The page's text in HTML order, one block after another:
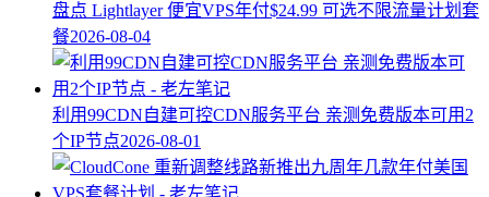
盘点 Lightlayer 便宜VPS年付$24.99 可选不限流量计划套
餐2026-08-04
利用99CDN自建可控CDN服务平台 亲测免费版本可用2
个IP节点2026-08-01